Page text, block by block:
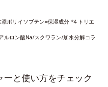
ポリイソブテン=保湿成分 *4 トリエ
ルロン酸Na/スクワラン/加水分解コラ
と使い方をチェック